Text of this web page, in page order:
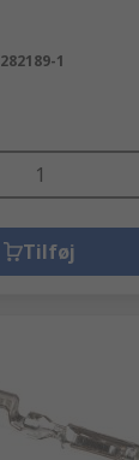
282189-1
Tilføj